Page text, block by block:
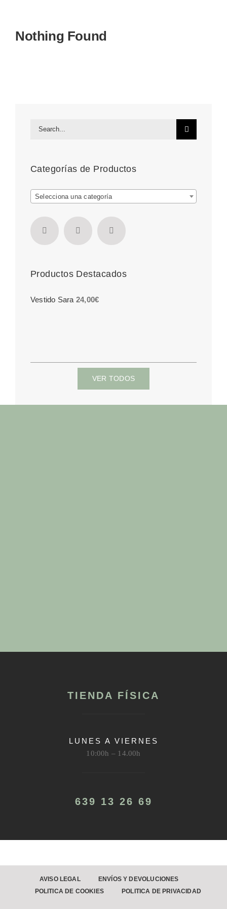
Nothing Found
Search
Categorías de Productos
Selecciona una categoría
Productos Destacados
Vestido Sara 24,00€
VER TODOS
TIENDA FÍSICA
LUNES A VIERNES
10:00h – 14.00h
639 13 26 69
AVISO LEGAL
ENVÍOS Y DEVOLUCIONES
POLITICA DE COOKIES
POLITICA DE PRIVACIDAD